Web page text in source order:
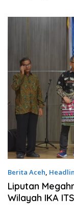
Berita Aceh,
Liputan
Wilayah IKA